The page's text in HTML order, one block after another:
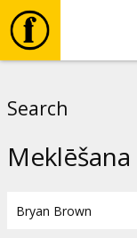
Search
Meklēšana